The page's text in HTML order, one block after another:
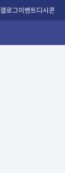
갤로그이벤트디시콘